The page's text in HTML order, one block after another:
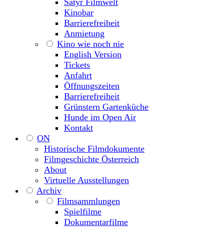
Kinobar
Barrierefreiheit
Anmietung
Kino wie noch nie
English Version
Tickets
Anfahrt
Öffnungszeiten
Barrierefreiheit
Grünstern Gartenküche
Hunde im Open Air
Kontakt
ON
Historische Filmdokumente
Filmgeschichte Österreich
About
Virtuelle Ausstellungen
Archiv
Filmsammlungen
Spielfilme
Dokumentarfilme